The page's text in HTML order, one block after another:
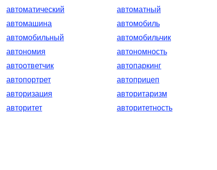
автоматический
автоматный
автомашина
автомобиль
автомобильный
автомобильчик
автономия
автономность
автоответчик
автопаркинг
автопортрет
автоприцеп
авторизация
авторитаризм
авторитет
авторитетность